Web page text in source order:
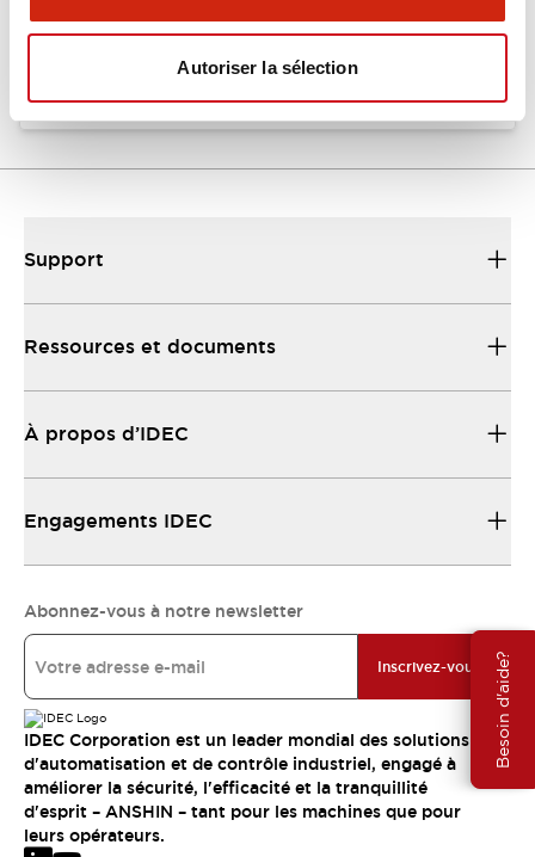
Autoriser la sélection
Besoin d'aide?
EU2B Datasheet
Support
Ressources et documents
À propos d’IDEC
Engagements IDEC
Abonnez-vous à notre newsletter
Inscrivez-vous
IDEC Corporation est un leader mondial des solutions
d'automatisation et de contrôle industriel, engagé à
améliorer la sécurité, l'efficacité et la tranquillité
d'esprit – ANSHIN – tant pour les machines que pour
leurs opérateurs.